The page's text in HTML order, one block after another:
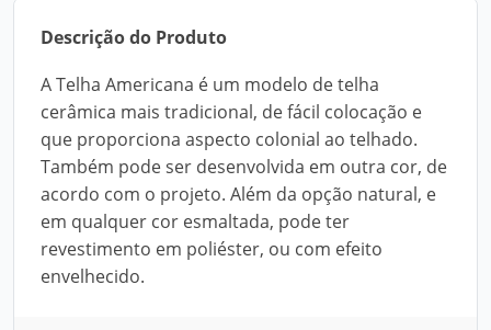
Descrição do Produto
A Telha Americana é um modelo de telha
cerâmica mais tradicional, de fácil colocação e
que proporciona aspecto colonial ao telhado.
Também pode ser desenvolvida em outra cor, de
acordo com o projeto. Além da opção natural, e
em qualquer cor esmaltada, pode ter
revestimento em poliéster, ou com efeito
envelhecido.